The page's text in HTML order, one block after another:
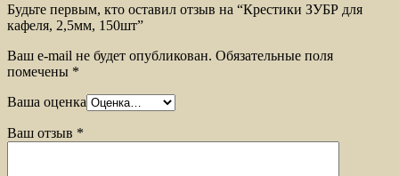
Будьте первым, кто оставил отзыв на “Крестики ЗУБР для
кафеля, 2,5мм, 150шт”
Ваш e-mail не будет опубликован. Обязательные поля
помечены *
Ваша оценка
Ваш отзыв *